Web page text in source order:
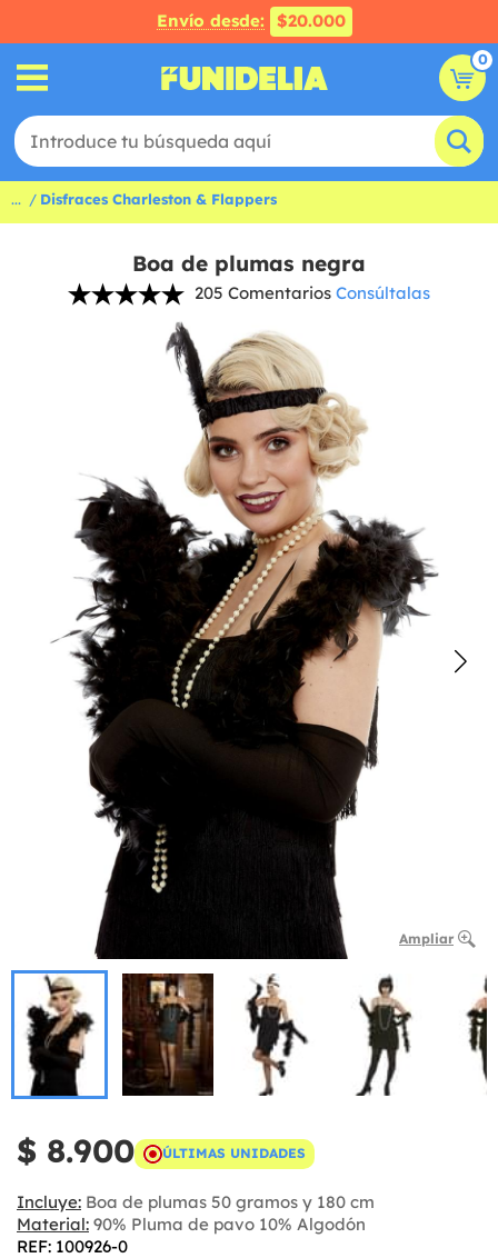
Envío desde: $20.000
0
... Disfraces Charleston & Flappers
Boa de plumas negra
205 Comentarios Consúltalas
Ampliar
$ 8.900 ÚLTIMAS UNIDADES
Incluye: Boa de plumas 50 gramos y 180 cm
Material: 90% Pluma de pavo 10% Algodón
REF: 100926-0